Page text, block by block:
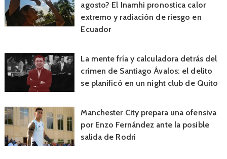
agosto? El Inamhi pronostica calor
extremo y radiación de riesgo en
Ecuador
La mente fría y calculadora detrás del
crimen de Santiago Ávalos: el delito
se planificó en un night club de Quito
Manchester City prepara una ofensiva
por Enzo Fernández ante la posible
salida de Rodri